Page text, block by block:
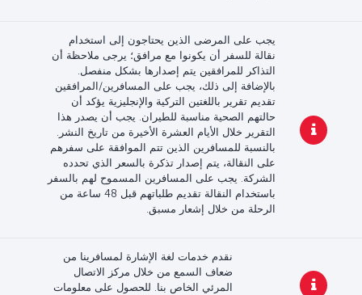
يجب على المرضى الذين يحتاجون إلى استخدام
نقالة للسفر أن يكونوا مع مرافق؛ يرجى ملاحظة أن
التذاكر للمرافقين يتم إصدارها بشكل منفصل.
بالإضافة إلى ذلك، يجب على المسافرين/المرافقين
تقديم تقرير باللغتين التركية والإنجليزية يؤكد أن
حالتهم الصحية مناسبة للطيران. يجب أن يصدر هذا
التقرير خلال الأيام العشرة الأخيرة من تاريخ النشر.
بالنسبة للمسافرين الذين تتم الموافقة على سفرهم
على النقالة، يتم إصدار تذكرة بالسعر الذي تحدده
الشركة. يجب على المسافرين المسموح لهم بالسفر
باستخدام النقالة تقديم طلباتهم قبل 48 ساعة من
الرحلة من خلال إشعار مسبق.
نقدم خدمات لغة الإشارة لمسافرينا من
ضعاف السمع من خلال مركز الاتصال
المرئي الخاص بنا. للحصول على معلومات